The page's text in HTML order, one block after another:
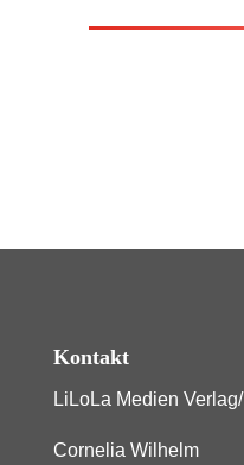
Kontakt
LiLoLa Medien Verlag/
Cornelia Wilhelm